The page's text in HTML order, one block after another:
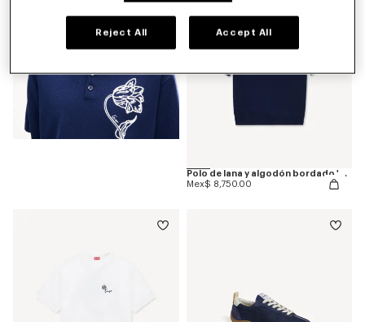
Polo de lana y algodón bordado 'KENZO Tulip'
Mex$ 8,750.00
Reject All Accept All